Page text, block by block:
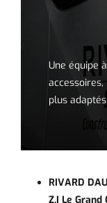
Une équipe
plus
RIVARD
Z.I Le Grand